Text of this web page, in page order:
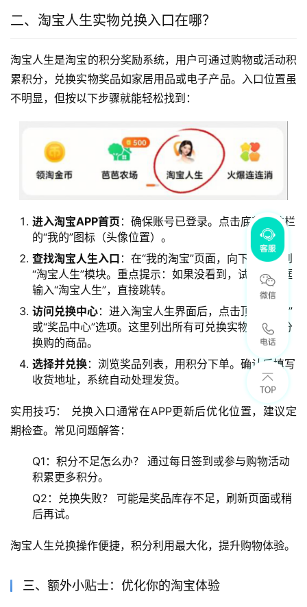
二、淘宝人生实物兑换入口在哪？
淘宝人生是淘宝的积分奖励系统，用户可通过购物或活动积
累积分，兑换实物奖品如家居用品或电子产品。入口位置虽
不明显，但按以下步骤就能轻松找到：
进入淘宝APP首页 ：确保账号已登录。点击底部导航栏
的“我的”图标（头像位置）。
查找淘宝人生入口 ：在“我的淘宝”页面，向下滑动找到
“淘宝人生”模块。重点提示：如果没看到，试试搜索框
输入“淘宝人生”，直接跳转。
访问兑换中心：进入淘宝人生界面后，点击顶部“兑换”
或“奖品中心”选项。这里列出所有可兑换实物，如积分
换购的商品。
选择并兑换：浏览奖品列表，用积分下单。确认后填写
收货地址，系统自动处理发货。
实用技巧： 兑换入口通常在APP更新后优化位置，建议定
期检查。常见问题解答：
Q1：积分不足怎么办？ 通过每日签到或参与购物活动
积累更多积分。
Q2：兑换失败？ 可能是奖品库存不足，刷新页面或稍
后再试。
淘宝人生兑换操作便捷，积分利用最大化，提升购物体验。
三、额外小贴士：优化你的淘宝体验